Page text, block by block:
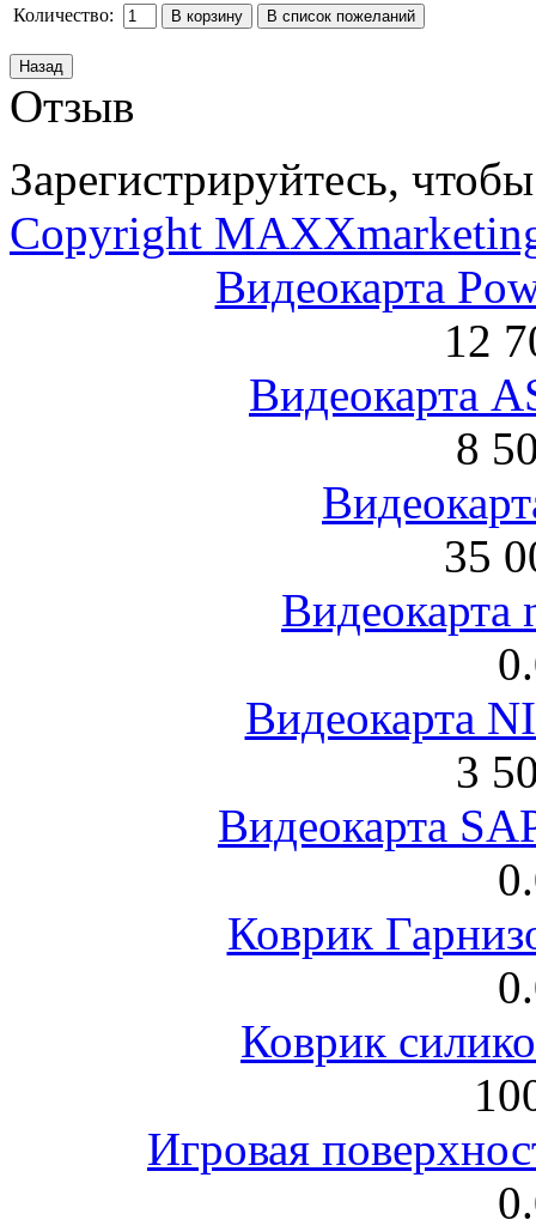
Количество:
Отзыв
Зарегистрируйтесь,
Copyright
Видеокарта
12
Видеокарта
8
35
Видеокарта
Видеокарта
3
Видеокарта
Коврик
Коврик
Игровая